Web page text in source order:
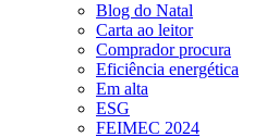
Blog do Natal
Carta ao leitor
Comprador procura
Eficiência energética
Em alta
ESG
FEIMEC 2024